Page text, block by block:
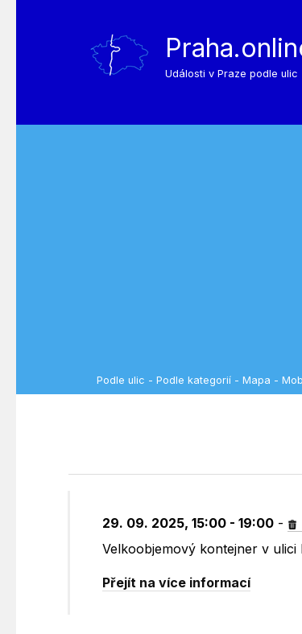
Události v Praze podle ulic
Podle ulic - Podle kategorií - Mapa -
29. 09. 2025, 15:00 - 19:00 -
Velkoobjemový kontejner v
Přejít na více informací